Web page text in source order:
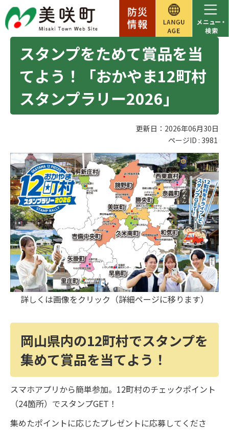
スタンプをためて賞品を当
てよう！「おかやま12町村
スタンプラリー2026」
更新日：2026年06月30日
ページID : 3981
詳しくは画像をクリック（詳細ページに移ります）
岡山県内の12町村でスタンプを
集めて賞品を当てよう！
スマホアプリから簡単参加。12町村のチェックポイント
（24箇所）でスタンプGET！
集めたポイントに応じたプレゼントに応募してくださ